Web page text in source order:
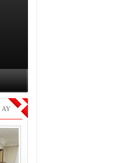
AY